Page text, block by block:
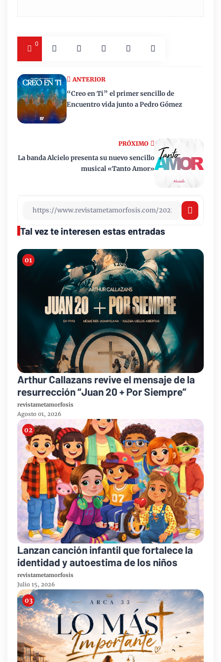
0
PRÓXIMO
La banda Alcielo presenta su nuevo sencillo
musical «Tanto Amor»
ANTERIOR
“Creo en Ti” el primer sencillo de
Encuentro vida junto a Pedro Gómez
Tal vez te interesen estas entradas
Arthur Callazans revive el mensaje de la
resurrección “Juan 20 + Por Siempre”
revistametamorfosis
Agosto 01, 2026
Lanzan canción infantil que fortalece la
identidad y autoestima de los niños
revistametamorfosis
Julio 15, 2026